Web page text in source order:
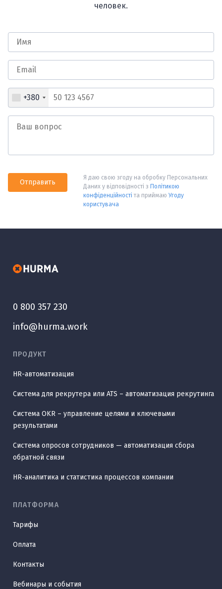
человек.
+380
Отправить
Я даю свою згоду на обробку Персональних
Даних у відповідності з Політикою
конфіденційності та приймаю Угоду
користувача
0 800 357 230
info@hurma.work
ПРОДУКТ
HR-автоматизация
Система для рекрутера или ATS – автоматизация рекрутинга
Система OKR – управление целями и ключевыми
результатами
Система опросов сотрудников — автоматизация сбора
обратной связи
HR-аналитика и статистика процессов компании
ПЛАТФОРМА
Тарифы
Оплата
Контакты
Вебинары и события